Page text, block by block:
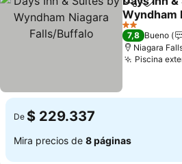
Compartir
Wyndham
Falls/
Ver precios
2 Estrellas
7,8 Bueno
Niagara
Piscina
De $ 229.337
Mira precios de 8 páginas